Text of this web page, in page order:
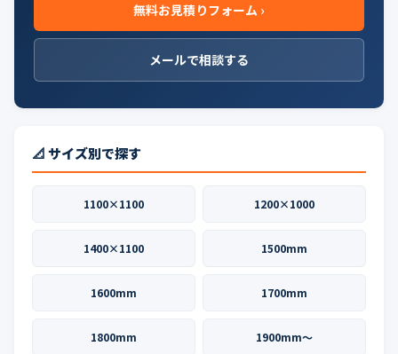
無料お見積りフォーム ›
メールで相談する
📐 サイズ別で探す
1100×1100 1200×1000
1400×1100 1500mm
1600mm 1700mm
1800mm 1900mm〜